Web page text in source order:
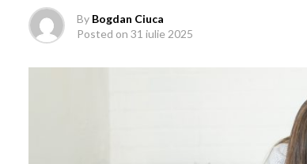
By Bogdan Ciuca
Posted on 31 iulie 2025